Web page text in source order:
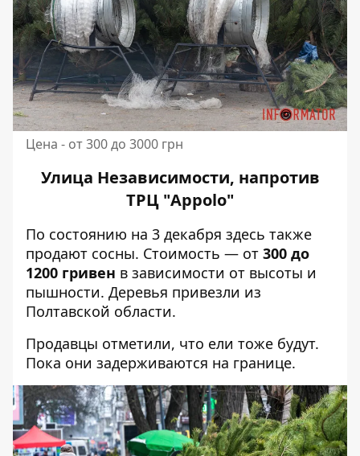
Цена - от 300 до 3000 грн
Улица Независимости, напротив
ТРЦ "Appolo"
По состоянию на 3 декабря здесь также
продают сосны. Стоимость — от 300 до
1200 гривен в зависимости от высоты и
пышности. Деревья привезли из
Полтавской области.
Продавцы отметили, что ели тоже будут.
Пока они задерживаются на границе.